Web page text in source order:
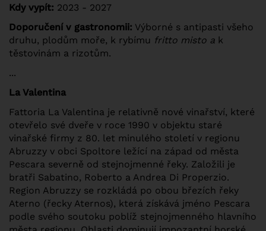
Kdy vypít: 2023 - 2027
Doporučení v gastronomii: Výborné s antipasti všeho
druhu, plodům moře, k rybímu fritto misto a k
těstovinám a rizotům.
...
La Valentina
Fattoria La Valentina je relativně nové vinařství, které
otevřelo své dveře v roce 1990 v objektu staré
vinařské firmy z 80. let minulého století v regionu
Abruzzy v obci Spoltore ležící na západ od města
Pescara severně od stejnojmenné řeky. Založili je
bratři Sabatino, Roberto a Andrea Di Properzio.
Region Abruzzy se rozkládá po obou březích řeky
Aterno (řecky Aternos), která získává jméno Pescara
podle svého soutoku poblíž stejnojmenného hlavního